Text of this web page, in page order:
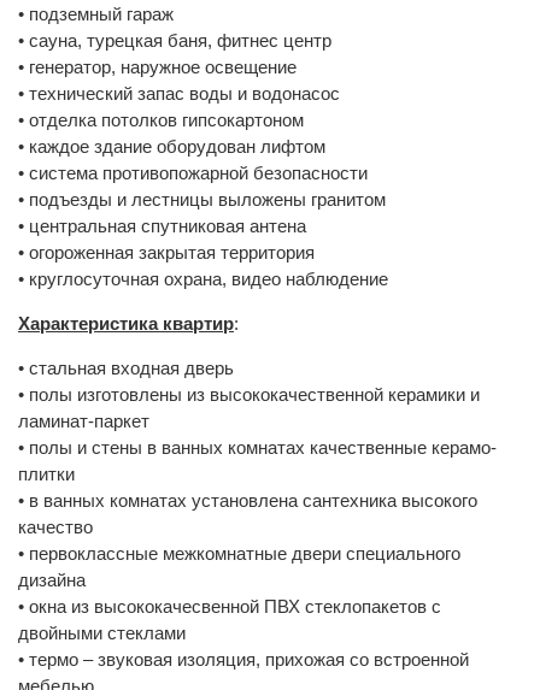
• подземный гараж
• сауна, турецкая баня, фитнес центр
• генератор, наружное освещение
• технический запас воды и водонасос
• отделка потолков гипсокартоном
• каждое здание оборудован лифтом
• система противопожарной безопасности
• подъезды и лестницы выложены гранитом
• центральная спутниковая антенa
• огороженная закрытая территория
• круглосуточная охрана, видео наблюдение
Характеристика квартир:
• стальная входная дверь
• полы изготовлены из высококачественной керамики и
ламинат-паркет
• полы и стены в ванных комнатах качественные керамо-
плитки
• в ванных комнатах установлена сантехника высокого
качество
• первоклассные межкомнатные двери специального
дизайна
• окна из высококачесвенной ПВХ стеклопакетов с
двойными стеклами
• термо – звуковая изоляция, прихожая со встроенной